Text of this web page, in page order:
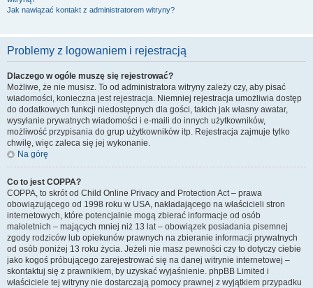
Jak nawiązać kontakt z administratorem witryny?
Problemy z logowaniem i rejestracją
Dlaczego w ogóle muszę się rejestrować?
Możliwe, że nie musisz. To od administratora witryny zależy czy, aby pisać
wiadomości, konieczna jest rejestracja. Niemniej rejestracja umożliwia dostęp
do dodatkowych funkcji niedostępnych dla gości, takich jak własny awatar,
wysyłanie prywatnych wiadomości i e-maili do innych użytkowników,
możliwość przypisania do grup użytkowników itp. Rejestracja zajmuje tylko
chwilę, więc zaleca się jej wykonanie.
Na górę
Co to jest COPPA?
COPPA, to skrót od Child Online Privacy and Protection Act – prawa
obowiązującego od 1998 roku w USA, nakładającego na właścicieli stron
internetowych, które potencjalnie mogą zbierać informacje od osób
małoletnich – mających mniej niż 13 lat – obowiązek posiadania pisemnej
zgody rodziców lub opiekunów prawnych na zbieranie informacji prywatnych
od osób poniżej 13 roku życia. Jeżeli nie masz pewności czy to dotyczy ciebie
jako kogoś próbującego zarejestrować się na danej witrynie internetowej –
skontaktuj się z prawnikiem, by uzyskać wyjaśnienie. phpBB Limited i
właściciele tej witryny nie dostarczają pomocy prawnej z wyjątkiem przypadku